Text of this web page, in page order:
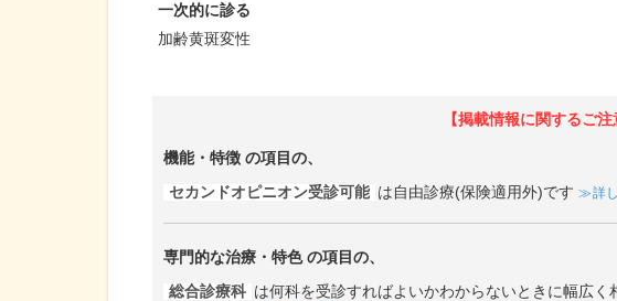
一次的に診る
加齢黄斑変性
【掲載情報に関するご注
機能・特徴 の項目の、
セカンドオピニオン受診可能 は自由診療(保険適用外)です 詳
専門的な治療・特色の項目の、
総合診療科 は何科を受診すればよいかわからないときに幅広